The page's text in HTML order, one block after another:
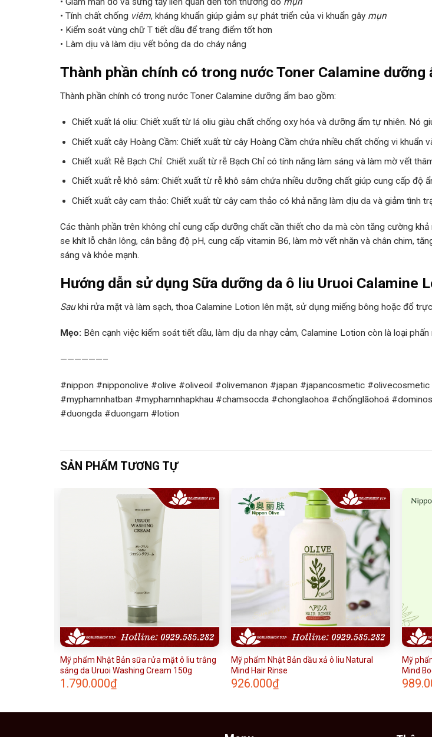
• Tính chất chống viêm, kháng khuẩn giúp giảm sự phát triển của vi khuẩn gây mụn
• Kiểm soát vùng chữ T tiết dầu để trang điểm tốt hơn
• Làm dịu và làm dịu vết bỏng da do cháy nắng
Thành phần chính có trong nước Toner Calamine dưỡng
Thành phần chính có trong nước Toner Calamine dưỡng ẩm bao gồm:
Chiết xuất lá oliu: Chiết xuất từ lá oliu giàu chất chống oxy hóa và dưỡng ẩm tự nhiên. Nó
Chiết xuất cây Hoàng Cầm: Chiết xuất từ cây Hoàng Cầm chứa nhiều chất chống vi khuẩn
Chiết xuất Rễ Bạch Chỉ: Chiết xuất từ rễ Bạch Chỉ có tính năng làm sáng và làm mờ vết
Chiết xuất rễ khô sâm: Chiết xuất từ rễ khô sâm chứa nhiều dưỡng chất giúp cung cấp độ
Chiết xuất cây cam thảo: Chiết xuất từ cây cam thảo có khả năng làm dịu da và giảm tình
Các thành phần trên không chỉ cung cấp dưỡng chất cần thiết cho da mà còn tăng cường
se khít lỗ chân lông, cân bằng độ pH, cung cấp vitamin B6, làm mờ vết nhăn và chân chim,
sáng và khỏe mạnh.
Hướng dẫn sử dụng Sữa dưỡng da ô liu Uruoi Calamine
Saukhi rửa mặt và làm sạch, thoa Calamine Lotion lên mặt, sử dụng miếng bông hoặc đổ
Mẹo: Bên cạnh việc kiểm soát tiết dầu, làm dịu da nhạy cảm, Calamine Lotion còn là loại
——————–
#nippon #nipponolive #olive #oliveoil #olivemanon #japan #japancosmetic
#myphamnhatban #myphamnhapkhau #chamsocda #chonglaohoa #chốnglãohoá
#duongda #duongam #lotion
SẢN PHẨM TƯƠNG TỰ
Mỹ phẩm Nhật Bản sữa rửa mặt ô liu trắng
sáng da Uruoi Washing Cream 150g
1.790.000₫
Mỹ phẩm Nhật Bản dầu xả ô liu Natural
Mind Hair Rinse
926.000₫
Mỹ
Mind